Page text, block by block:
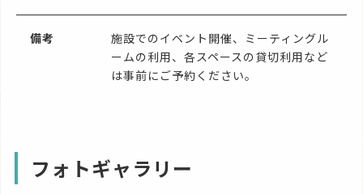
備考
施設でのイベント開催、ミーティングル
ームの利用、各スペースの貸切利用など
は事前にご予約ください。
フォトギャラリー